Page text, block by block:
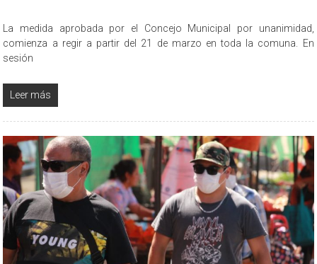
La medida aprobada por el Concejo Municipal por unanimidad,
comienza a regir a partir del 21 de marzo en toda la comuna. En
sesión
Leer más